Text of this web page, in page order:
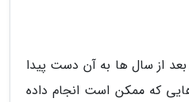
از سال ها به آن دست پیدا
که ممکن است انجام داده